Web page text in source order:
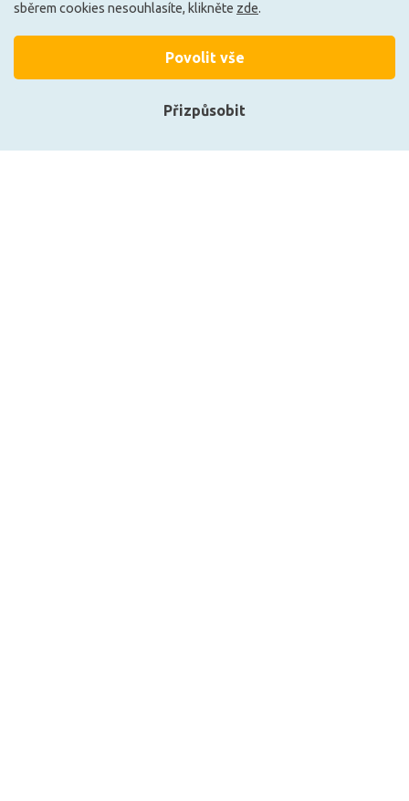
sběrem cookies nesouhlasíte, klikněte zde.
Přizpůsobit
Povolit vše